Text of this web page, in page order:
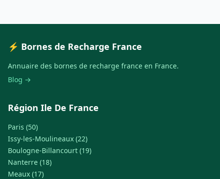
⚡ Bornes de Recharge France
Annuaire des bornes de recharge france en France.
Blog →
Région Ile De France
Paris (50)
Issy-les-Moulineaux (22)
Boulogne-Billancourt (19)
Nanterre (18)
Meaux (17)